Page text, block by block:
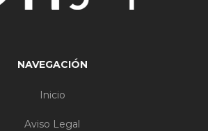
NAVEGACIÓN
Inicio
Aviso Legal